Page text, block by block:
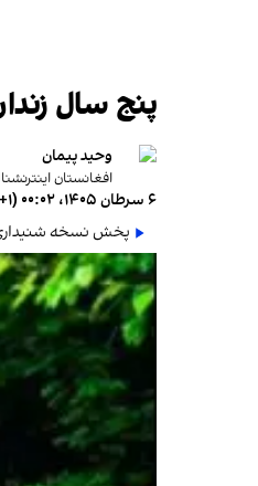
پنج سال
وحید پیمان
افغانستان
۶ سرطان ۱۴۰۵، ۰۰:۰۲ (‎+۱ گرینویچ)
پخش نسخه